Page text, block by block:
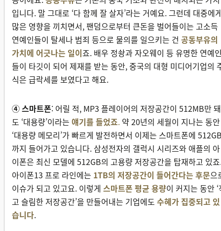
입니다. 말 그대로 ‘다 함께 잘 살자’라는 거예요. 그런데 대중에
많은 영향을 끼치면서, 팬덤으로부터 큰돈을 벌어들이는 고소득
연예인들이 탈세나 범죄 등으로 물의를 일으키는 건 공동부유의
가치에 어긋나는 일이죠. 배우 정솽과 자오웨이 등 유명한 연예
들이 타깃이 되어 제재를 받는 동안, 중국의 대형 미디어기업의
식은 급락세를 보였다고 해요.
④ 스마트폰: 어릴 적, MP3 플레이어의 저장공간이 512MB만 돼
도 ‘대용량’이라는 얘기를 들었죠. 약 20년의 세월이 지나는 동안
‘대용량 메모리’가 빠르게 발전하면서 이제는 스마트폰에
까지 들어가고 있습니다. 삼성전자의 갤럭시 시리즈와 애플의 아
이폰은 최신 모델에 512GB의 고용량 저장공간을 탑재하고 있
아이폰13 프로 라인에는 1TB의 저장공간이 들어간다는 후문으
이슈가 되고 있고요. 이렇게 스마트폰 평균 용량이 커지는 동안 ‘
고 슬림한 저장공간’을 만들어내는 기업에도 수혜가 집중되고 있
습니다.